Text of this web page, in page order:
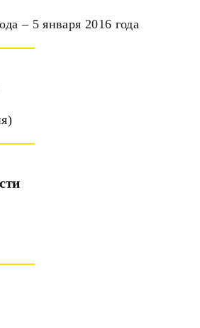
‒ 5 января 2016 года